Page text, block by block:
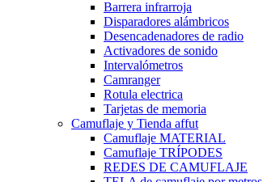
Barrera infrarroja
Disparadores alámbricos
Desencadenadores de radio
Activadores de sonido
Intervalómetros
Camranger
Rotula electrica
Tarjetas de memoria
Camuflaje y Tienda affut
Camuflaje MATERIAL
Camuflaje TRÍPODES
REDES DE CAMUFLAJE